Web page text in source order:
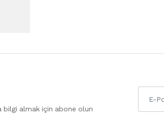
bilgi almak için abone olun